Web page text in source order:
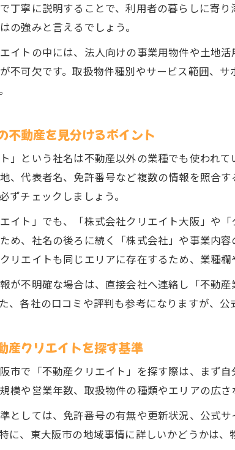
不動
クリ
社名に惑わ
社名
不動
信頼
大阪で
不動
安心
地域密
土地
オー
不動
東大阪
丁寧に説明することで、利用者の暮らしに寄
の強みと言えるでしょう。
イトの中には、法人向けの事業用物件や土地
不可欠です。取扱物件種別やサービス範囲、
不動産を見分けるポイント
ト」という社名は不動産以外の業種でも使われ
、代表者名、免許番号など複数の情報を照合
ずチェックしましょう。
イト」でも、「株式会社クリエイト大阪」や
め、社名の後ろに続く「株式会社」や事業内
リエイトも同じエリアに存在するため、業種
が不明確な場合は、直接会社へ連絡し「不動
、各社の口コミや評判も参考になりますが、
産クリエイトを探す基準
市で「不動産クリエイト」を探す際は、まず
模や営業年数、取扱物件の種類やエリアの広
としては、免許番号の有無や更新状況、公式
に、東大阪市の地域事情に詳しいかどうかは